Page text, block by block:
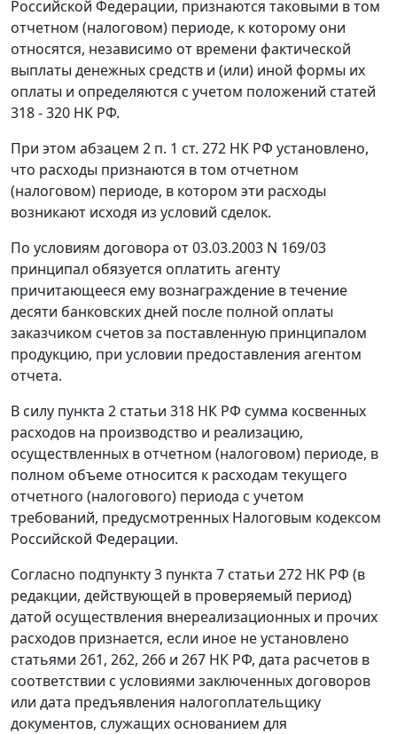
Российской Федерации, признаются таковыми в том
отчетном (налоговом) периоде, к которому они
относятся, независимо от времени фактической
выплаты денежных средств и (или) иной формы их
оплаты и определяются с учетом положений статей
318 - 320 НК РФ.
При этом абзацем 2 п. 1 ст. 272 НК РФ установлено,
что расходы признаются в том отчетном
(налоговом) периоде, в котором эти расходы
возникают исходя из условий сделок.
По условиям договора от 03.03.2003 N 169/03
принципал обязуется оплатить агенту
причитающееся ему вознаграждение в течение
десяти банковских дней после полной оплаты
заказчиком счетов за поставленную принципалом
продукцию, при условии предоставления агентом
отчета.
В силу пункта 2 статьи 318 НК РФ сумма косвенных
расходов на производство и реализацию,
осуществленных в отчетном (налоговом) периоде, в
полном объеме относится к расходам текущего
отчетного (налогового) периода с учетом
требований, предусмотренных Налоговым кодексом
Российской Федерации.
Согласно подпункту 3 пункта 7 статьи 272 НК РФ (в
редакции, действующей в проверяемый период)
датой осуществления внереализационных и прочих
расходов признается, если иное не установлено
статьями 261, 262, 266 и 267 НК РФ, дата расчетов в
соответствии с условиями заключенных договоров
или дата предъявления налогоплательщику
документов, служащих основанием для